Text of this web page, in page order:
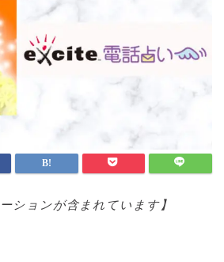
ーションが含まれています】